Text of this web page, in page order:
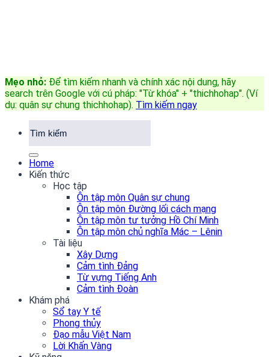
Mẹo nhỏ: Để tìm kiếm nhanh và chính xác nội dung, hãy
search trên Google với cú pháp: "Từ khóa" + "thichhohap". (Ví
dụ: quân sự chung thichhohap). Tìm kiếm ngay
Home
Kiến thức
Học tập
Ôn tập môn Quân sự chung
Ôn tập môn Đường lối cách mạng
Ôn tập môn tư tưởng Hồ Chí Minh
Ôn tập môn chủ nghĩa Mác – Lênin
Tài liệu
Xây Dựng
Cảm tình Đảng
Từ vựng Tiếng Anh
Cảm tình Đoàn
Khám phá
Sổ tay Y tế
Phong thủy
Đạo mẫu Việt Nam
Lời Khấn Vàng